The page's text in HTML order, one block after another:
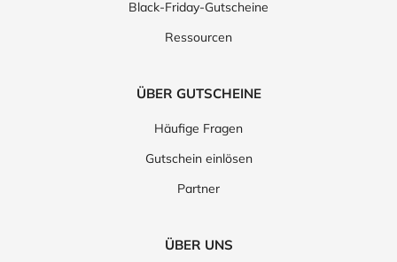
Black-Friday-Gutscheine
Ressourcen
ÜBER GUTSCHEINE
Häufige Fragen
Gutschein einlösen
Partner
ÜBER UNS